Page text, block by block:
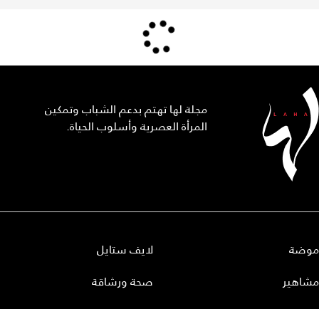
مجلة لها تهتم بدعم الشباب وتمكين
المرأة العصرية وأسلوب الحياة.
موضة
مشاهير
لايف ستايل
صحة ورشاقة